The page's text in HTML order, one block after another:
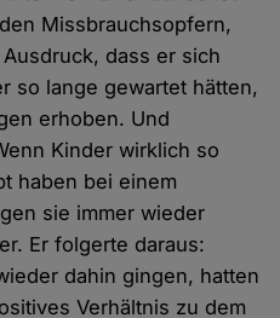
Missbrauchsopfern,
dass er sich
so lange gewartet hätten,
erhoben. Und
Kinder wirklich so
haben bei einem
sie immer wieder
Er folgerte daraus:
dahin gingen, hatten
Verhältnis zu dem